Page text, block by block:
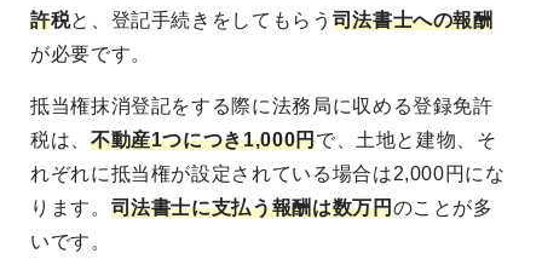
許税と、登記手続きをしてもらう 司法書士への報酬
が必要です。
抵当権抹消登記をする際に法務局に収める登録免許
税は、 不動産1つにつき1,000円で、土地と建物、そ
れぞれに抵当権が設定されている場合は2,000円にな
ります。 司法書士に支払う報酬は数万円のことが多
いです。